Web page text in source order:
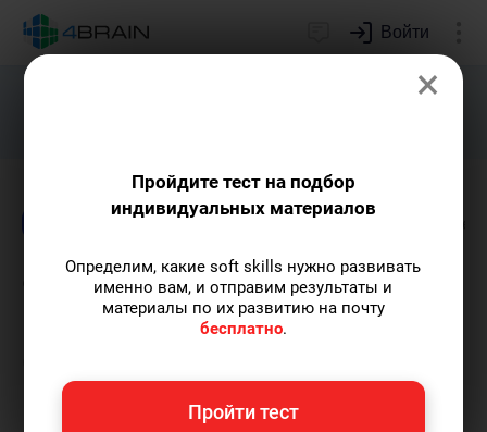
Войти
Подарим индивидуальный план
Игрофикация Образование
Форсайт: как технологии
позволяют увидеть
×
Пройдите тест на подбор
индивидуальных материалов
Определим, какие soft skills нужно развивать
именно вам, и отправим результаты и
материалы по их развитию на почту
бесплатно.
Пройти тест